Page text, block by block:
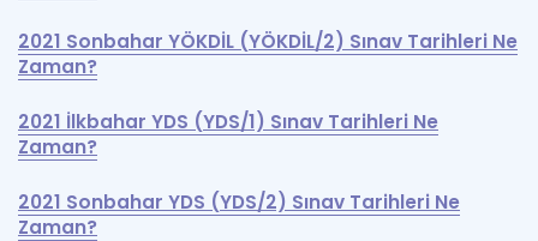
2021 Sonbahar YÖKDİL (YÖKDİL/2) Sınav Tarihleri Ne
Zaman?
2021 İlkbahar YDS (YDS/1) Sınav Tarihleri Ne
Zaman?
2021 Sonbahar YDS (YDS/2) Sınav Tarihleri Ne
Zaman?